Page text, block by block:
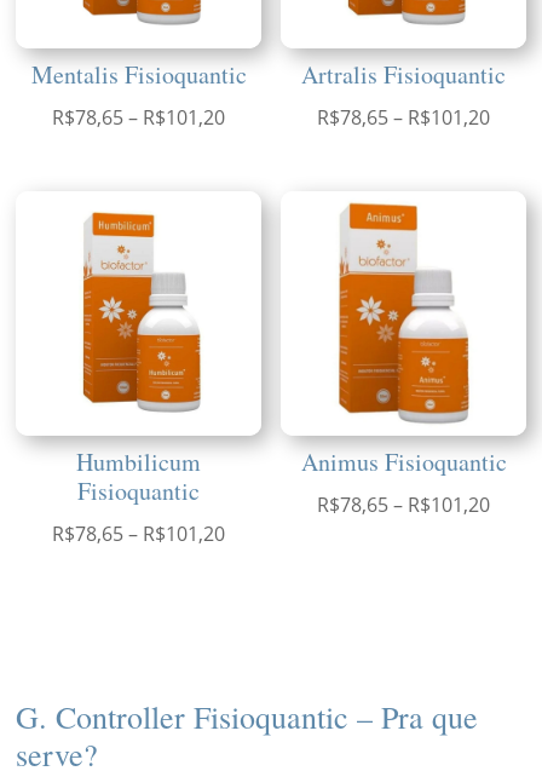
Mentalis Fisioquantic
R$78,65– R$101,20Faixa
R$78,65
Artralis Fisioquantic
R$78,65– R$101,20Faixa
Humbilicum
Fisioquantic
R$78,65– R$101,20Faixa
Animus Fisioquantic
R$78,65– R$101,20Faixa
G. Controller Fisioquantic – Pra que
serve?